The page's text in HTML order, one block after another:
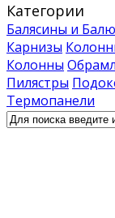
Категории
Балясины и
Карнизы
Колонны
Пилястры
Термопанели